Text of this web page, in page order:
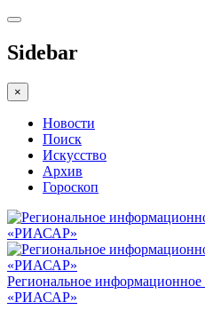
Sidebar
×
Новости
Поиск
Искусство
Архив
Гороскоп
Региональное информационное
«РИАСАР»